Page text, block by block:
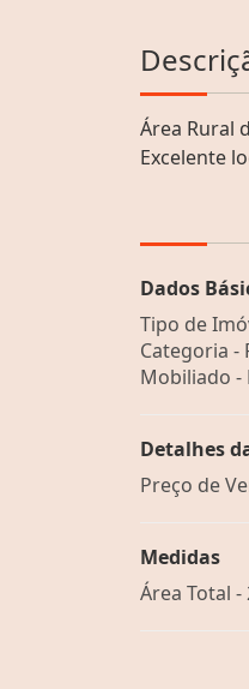
Área Rural
Excelente
Dados
Tipo de
Categoria -
Mobiliado -
Detalhes
Preço de
Medidas
Área Total -